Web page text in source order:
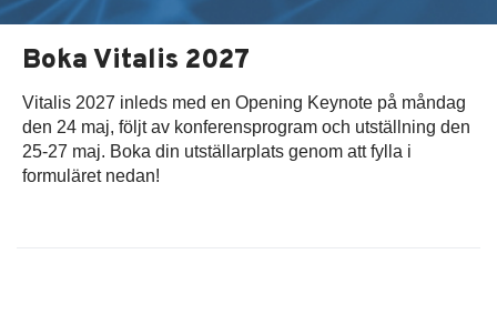
Boka Vitalis 2027
Vitalis 2027 inleds med en Opening Keynote på måndag
den 24 maj, följt av konferensprogram och utställning den
25-27 maj. Boka din utställarplats genom att fylla i
formuläret nedan!